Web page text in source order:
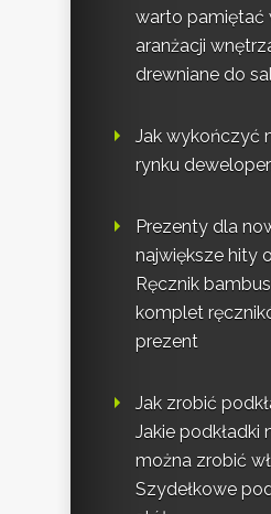
warto pamiętać
aranżacji
drewniane do
Jak wykończyć
rynku
Prezenty dla
największe hity
Ręcznik
komplet
prezent
Jak zrobić
Jakie podkładki
można zrobić
Szydełkowe